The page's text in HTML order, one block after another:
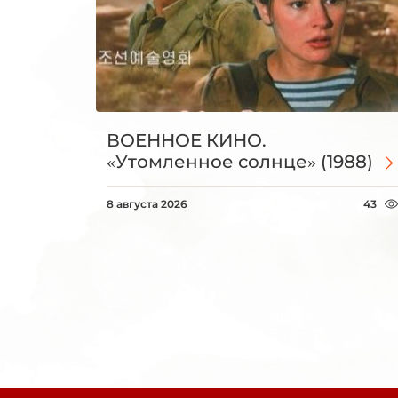
ВОЕННОЕ КИНО.
«Утомленное солнце» (1988)
8 августа 2026 43